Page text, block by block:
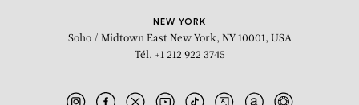
NEW YORK
Soho / Midtown East New York, NY 10001, USA
Tél. +1 212 922 3745